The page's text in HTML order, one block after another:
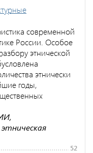
современной
России. Особое
этнической
этнически
годы,
52